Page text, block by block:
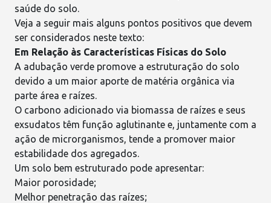
saúde do solo.
Veja a seguir mais alguns pontos positivos que devem
ser considerados neste texto:
Em Relação às Características Físicas do Solo
A adubação verde promove a estruturação do solo
devido a um maior aporte de matéria orgânica via
parte área e raízes.
O carbono adicionado via biomassa de raízes e seus
exsudatos têm função aglutinante e, juntamente com a
ação de microrganismos, tende a promover maior
estabilidade dos agregados.
Um solo bem estruturado pode apresentar:
Maior porosidade;
Melhor penetração das raízes;